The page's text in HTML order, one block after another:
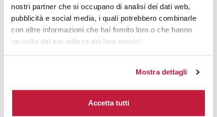
nostri partner che si occupano di analisi dei dati web,
pubblicità e social media, i quali potrebbero combinarle
con altre informazioni che hai fornito loro o che hanno
raccolto dal tuo utilizzo dei loro servizi.
Mostra dettagli
Accetta tutti
200 € 9,81 € 10,70
500 € 9,19 € 10,05
€ 9,14
2000 € 8,03 € 8,95